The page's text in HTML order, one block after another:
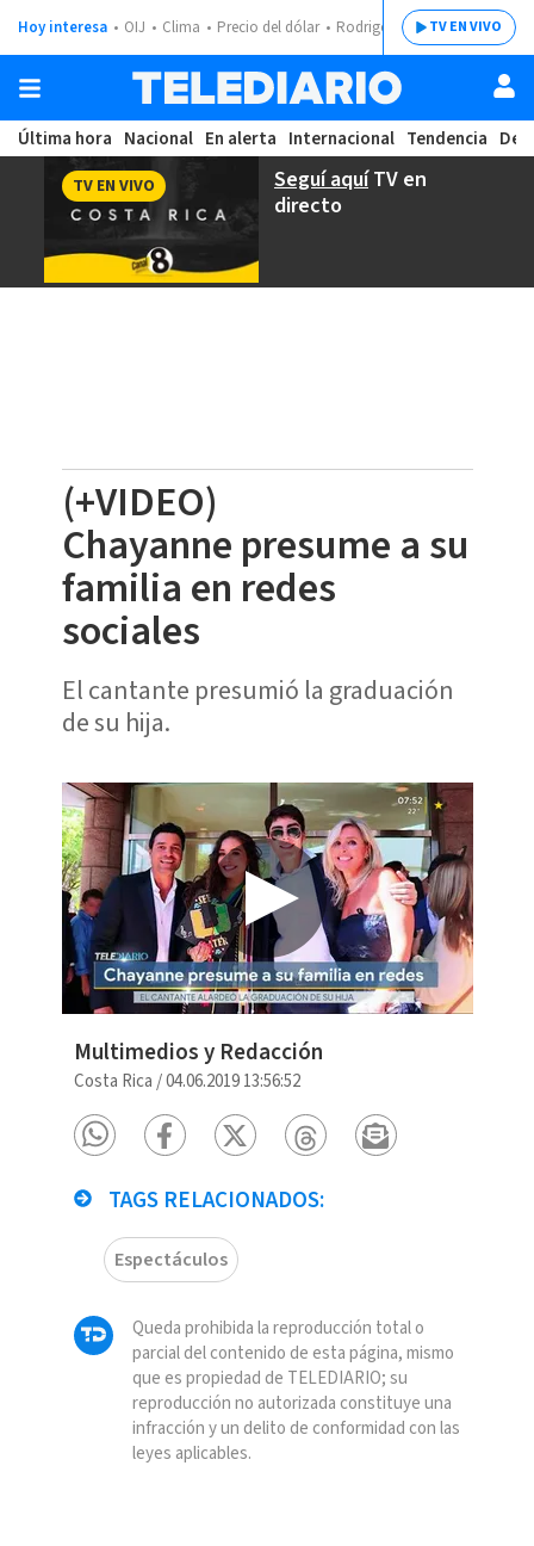
Hoy interesa OIJ Clima Precio del dólar Rodrigo ChavesTV EN VIVO
Última hora Nacional En alerta Internacional Tendencia
Seguí aquíTV en
directo
TV EN VIVO
(+VIDEO)
Chayanne presume a su
familia en redes
sociales
El cantante presumió la graduación
de su hija.
Multimedios y Redacción
Costa Rica /04.06.2019 13:56:52
TAGS RELACIONADOS:
Espectáculos
Queda prohibida la reproducción total o
parcial del contenido de esta página, mismo
que es propiedad de TELEDIARIO; su
reproducción no autorizada constituye una
infracción y un delito de conformidad con las
leyes aplicables.